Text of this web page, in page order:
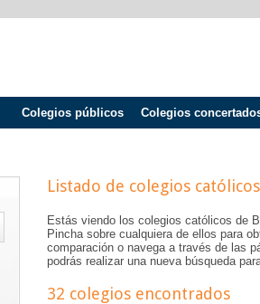
Colegios públicos Colegios
Listado de colegios
Estás viendo los colegios católicos de
Pincha sobre cualquiera de ellos para
comparación o navega a través de las
podrás realizar una nueva búsqueda
32 colegios encontrados